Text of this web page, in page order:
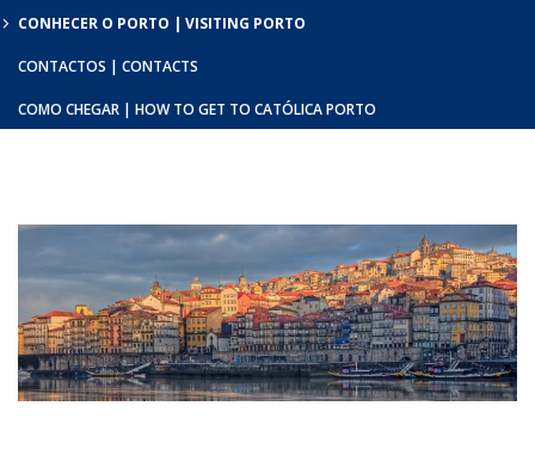
CONHECER O PORTO | VISITING PORTO
CONTACTOS | CONTACTS
COMO CHEGAR | HOW TO GET TO CATÓLICA PORTO